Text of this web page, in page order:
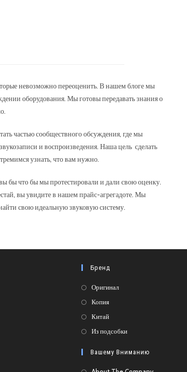
невозможно переоценить. В нашем блоге мы
оборудования. Мы готовы передавать знания о
частью сообществного обсуждения, где мы
и воспроизведения. Наша цель сделать
узнать, что вам нужно.
бы что бы мы протестировали и дали свою оценку.
вы увидите в нашем прайс-агрегадоте. Мы
свою идеальную звуковую систему.
Бренд
ОригиналОткроется
КопияОткроется
в
КитайОткроется
в
вкладке
Из подсобкиОткроется
новой
вкладке
Вашему Вниманию